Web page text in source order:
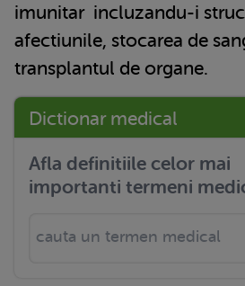
imunitarincluzandu-i
afectiunile, stocarea de
transplantul de organe.
Dictionar medical
Afla definitiile celor mai
importanti termeni